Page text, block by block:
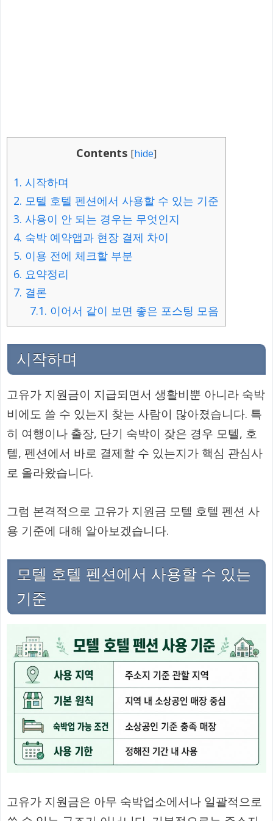
Contents [hide]
1. 시작하며
2. 모텔 호텔 펜션에서 사용할 수 있는 기준
3. 사용이 안 되는 경우는 무엇인지
4. 숙박 예약앱과 현장 결제 차이
5. 이용 전에 체크할 부분
6. 요약정리
7. 결론
7.1. 이어서 같이 보면 좋은 포스팅 모음
시작하며
고유가 지원금이 지급되면서 생활비뿐 아니라 숙박
비에도 쓸 수 있는지 찾는 사람이 많아졌습니다. 특
히 여행이나 출장, 단기 숙박이 잦은 경우 모텔, 호
텔, 펜션에서 바로 결제할 수 있는지가 핵심 관심사
로 올라왔습니다.
그럼 본격적으로 고유가 지원금 모텔 호텔 펜션 사
용 기준에 대해 알아보겠습니다.
모텔 호텔 펜션에서 사용할 수 있는
기준
고유가 지원금은 아무 숙박업소에서나 일괄적으로